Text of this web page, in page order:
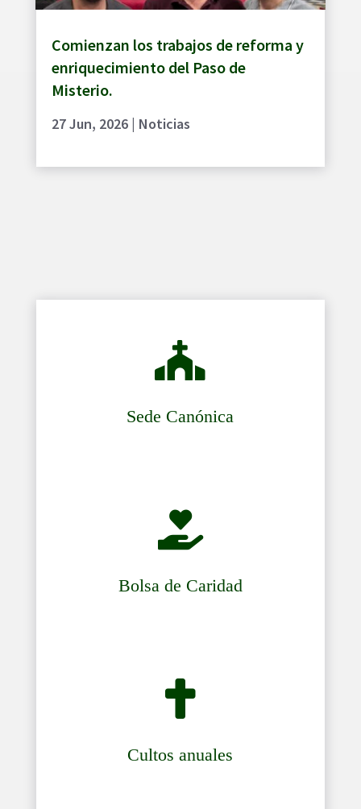
Comienzan los trabajos de reforma y
enriquecimiento del Paso de
Misterio.
27 Jun, 2026| Noticias

Sede Canónica

Bolsa de Caridad

Cultos anuales